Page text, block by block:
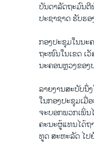
ບັນດາລັດຖະມົນຕີ
ປະຊາຊາດ ຮັບຮ
ກອງປະຊຸມໃນນະ
ຖະໜົນໃນເຂດ ເ
ນະຄອນຫຼວງຂອງ
ລາຍງານສະບັບນຶ່
ໃນກອງປະຊຸມເມື່
ຈະບອກພວກເພິ່ນ
ຄະນະຜູ້ແທນໄດ້ຖ
ທູດ ສະຫະລັດ ໄປ